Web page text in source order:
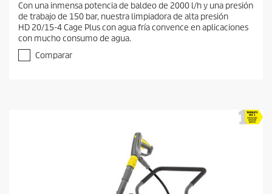
Con una inmensa potencia de baldeo de 2000 l/h y una presión
de trabajo de 150 bar, nuestra limpiadora de alta presión
HD 20/15-4 Cage Plus con agua fría convence en aplicaciones
con mucho consumo de agua.
Comparar